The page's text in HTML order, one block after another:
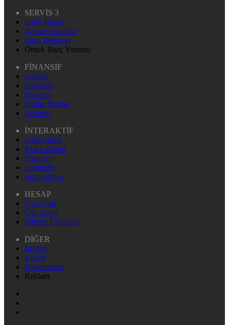
SERVİS 3
Canlı Borsa
Namaz Vakitleri
Puan Durumu
Örnek Burç Yorumu
FİNANSİF
Altınlar
Dövizler
Hisseler
Kripto Paralar
Pariteler
İNTERAKTİF
Foto Galeri
Video Galeri
Yazarlar
Gazeteler
Sıcak Haber
HESAP
Üye Giriş
Üye Kayıt
Şifremi Unuttum
DİĞER
İletişim
Künye
Hakkımızda
Reklam